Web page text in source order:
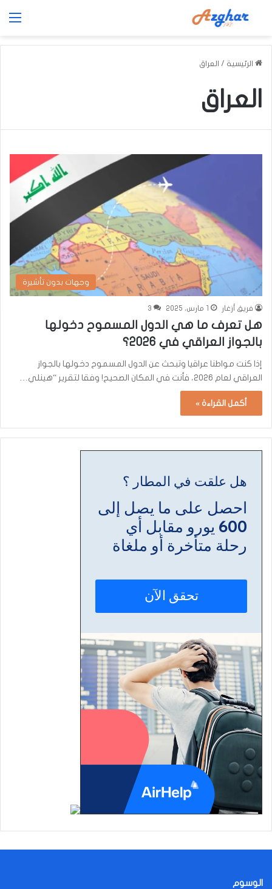
الرئيسية / العراق
العراق
وجهات بدون تأشيرة
فريق أزغار 1 مارس، 2025 3
هل تعرف ما هي الدول المسموح دخولها
بالجواز العراقي في 2026؟
إذا كنت مواطنا عراقيا وتبحث عن الدول المسموح دخولها بالجواز
العراقي لعام 2026، فأنت في المكان الصحيح! وفقا لتقرير “هينلي…
أكمل القراءة »
الوسوم